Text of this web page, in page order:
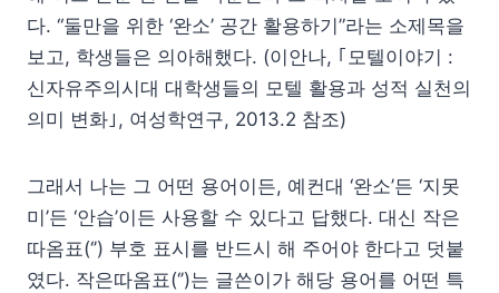
다. “둘만을 위한 ‘완소’ 공간 활용하기”라는 소제목을
보고, 학생들은 의아해했다. (이안나, ｢모텔이야기 :
신자유주의시대 대학생들의 모텔 활용과 성적 실천의
의미 변화｣, 여성학연구, 2013.2 참조)
그래서 나는 그 어떤 용어이든, 예컨대 ‘완소’든 ‘지못
미’든 ‘안습’이든 사용할 수 있다고 답했다. 대신 작은
따옴표(‘’) 부호 표시를 반드시 해 주어야 한다고 덧붙
였다. 작은따옴표(‘’)는 글쓴이가 해당 용어를 어떤 특